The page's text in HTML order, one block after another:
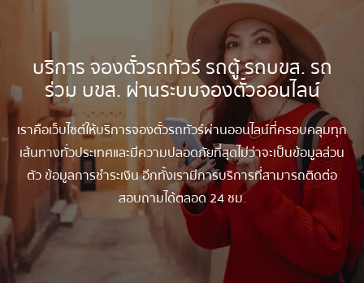
บริการ จองตั๋วรถทัวร์ รถตู้ รถบขส. รถ
ร่วม บขส. ผ่านระบบจองตั๋วออนไลน์
เราคือเว็บไซต์ให้บริการจองตั๋วรถทัวร์ผ่านออนไลน์ที่ครอบคลุมทุก
เส้นทางทั่วประเทศและมีความปลอดภัยที่สุดไม่ว่าจะเป็นข้อมูลส่วน
ตัว ข้อมูลการชำระเงิน อีกทั้งเรามีการบริการที่สามารถติดต่อ
สอบถามได้ตลอด 24 ชม.